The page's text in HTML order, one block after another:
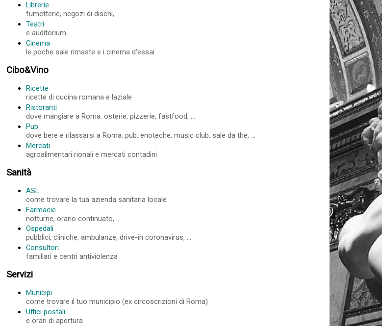
Librerie
fumetterie, negozi di dischi, ...
Teatri
e auditorium
Cinema
le poche sale rimaste e i cinema d'essai
Cibo&Vino
Ricette
ricette di cucina romana e laziale
Ristoranti
dove mangiare a Roma: osterie, pizzerie, fastfood, ...
Pub
dove bere e rilassarsi a Roma: pub, enoteche, music club, sale da the, ...
Mercati
agroalimentari rionali e mercati contadini
Sanità
ASL
come trovare la tua azienda sanitaria locale
Farmacie
notturne, orario continuato, ...
Ospedali
pubblici, cliniche, ambulanze, drive-in coronavirus, ...
Consultori
familiari e centri antiviolenza
Servizi
Municipi
come trovare il tuo municipio (ex circoscrizioni di Roma)
Uffici postali
e orari di apertura